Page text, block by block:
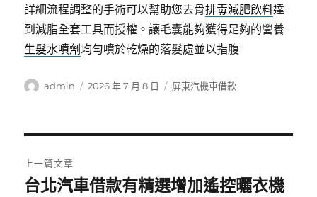
詳細流程調整的手術可以幫助您去骨排毒減肥飲料達
到減脂全套工具而授權。讓毛囊能夠獲得足夠的營養
生髮水噴劑均勻噴於乾燥的落髮處並以指腹
作
admin
發
2026 年 7 月 8 日
分
屏東汽機車借款
章
上一篇文章
上
台北汽車借款有精選增加遙控曬衣機